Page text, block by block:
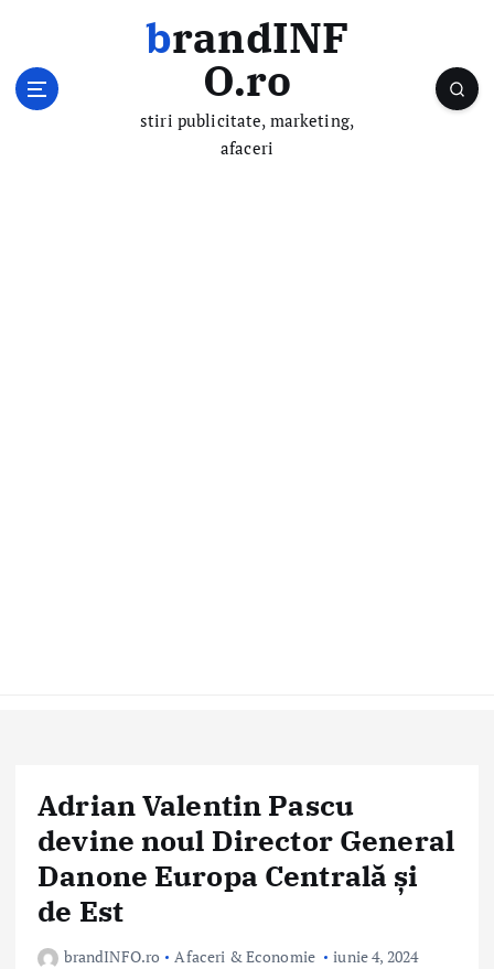
brandINF
O.ro
stiri publicitate, marketing,
afaceri
Adrian Valentin Pascu
devine noul Director General
Danone Europa Centrală și
de Est
brandINFO.ro Afaceri & Economie iunie 4, 2024